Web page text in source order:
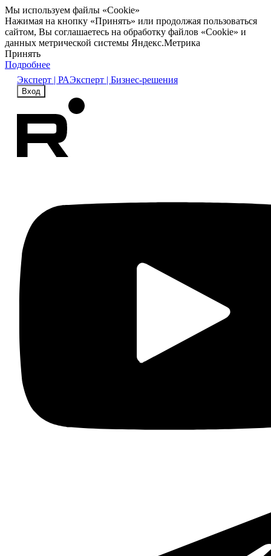
Мы используем файлы «Cookie»
Нажимая на кнопку «Принять» или продолжая пользоваться
сайтом, Вы соглашаетесь на обработку файлов «Cookie» и
данных метрической системы Яндекс.Метрика
Принять
Подробнее
Эксперт | РАЭксперт | Бизнес-решения
Вход